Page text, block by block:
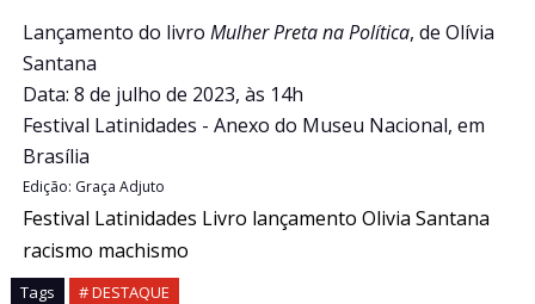
Lançamento do livro Mulher Preta na Política, de Olívia
Santana
Data: 8 de julho de 2023, às 14h
Festival Latinidades - Anexo do Museu Nacional, em
Brasília
Edição: Graça Adjuto
Festival Latinidades Livro lançamento Olivia Santana
racismo machismo
Tags # DESTAQUE